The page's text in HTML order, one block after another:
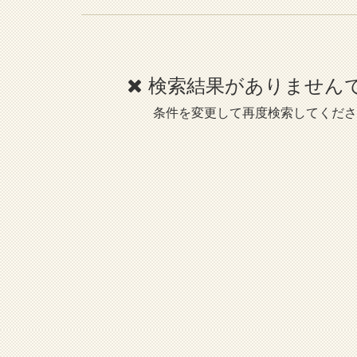
検索結果がありません
条件を変更して再度検索してくださ